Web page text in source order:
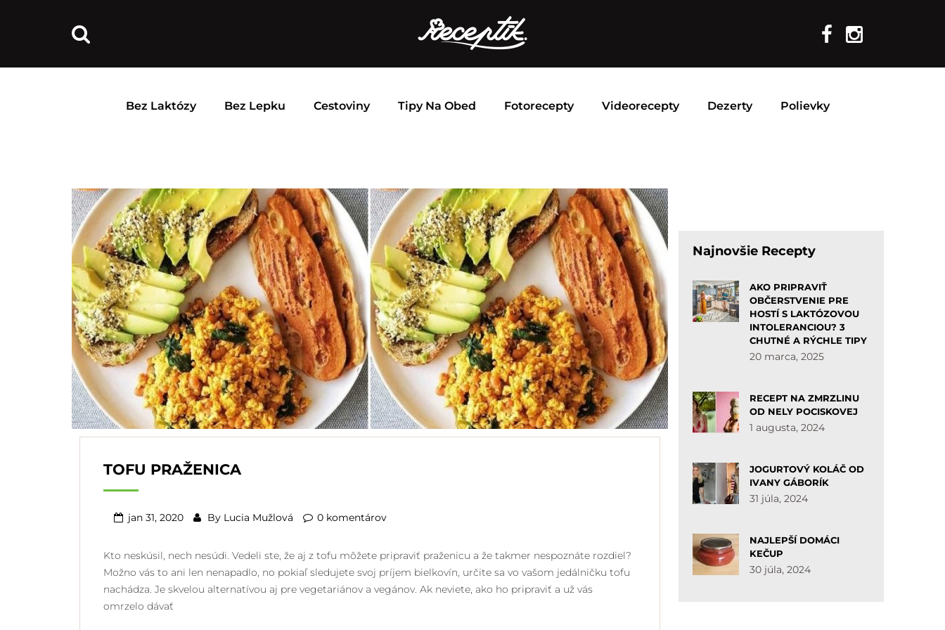
Bez Laktózy Bez Lepku Cestoviny Tipy Na Obed Fotorecepty Videorecepty Dezerty Polievky
TOFU PRAŽENICA
jan 31, 2020 By Lucia Mužlová 0 komentárov
Kto neskúsil, nech nesúdi. Vedeli ste, že aj z tofu môžete pripraviť praženicu a že takmer nespoznáte rozdiel?
Možno vás to ani len nenapadlo, no pokiaľ sledujete svoj príjem bielkovín, určite sa vo vašom jedálničku tofu
nachádza. Je skvelou alternatívou aj pre vegetariánov a vegánov. Ak neviete, ako ho pripraviť a už vás
omrzelo dávať
Najnovšie Recepty
AKO PRIPRAVIŤ
OBČERSTVENIE PRE
HOSTÍ S LAKTÓZOVOU
INTOLERANCIOU? 3
CHUTNÉ A RÝCHLE TIPY
20 marca, 2025
RECEPT NA ZMRZLINU
OD NELY POCISKOVEJ
1 augusta, 2024
JOGURTOVÝ KOLÁČ OD
IVANY GÁBORÍK
31 júla, 2024
NAJLEPŠÍ DOMÁCI
KEČUP
30 júla, 2024